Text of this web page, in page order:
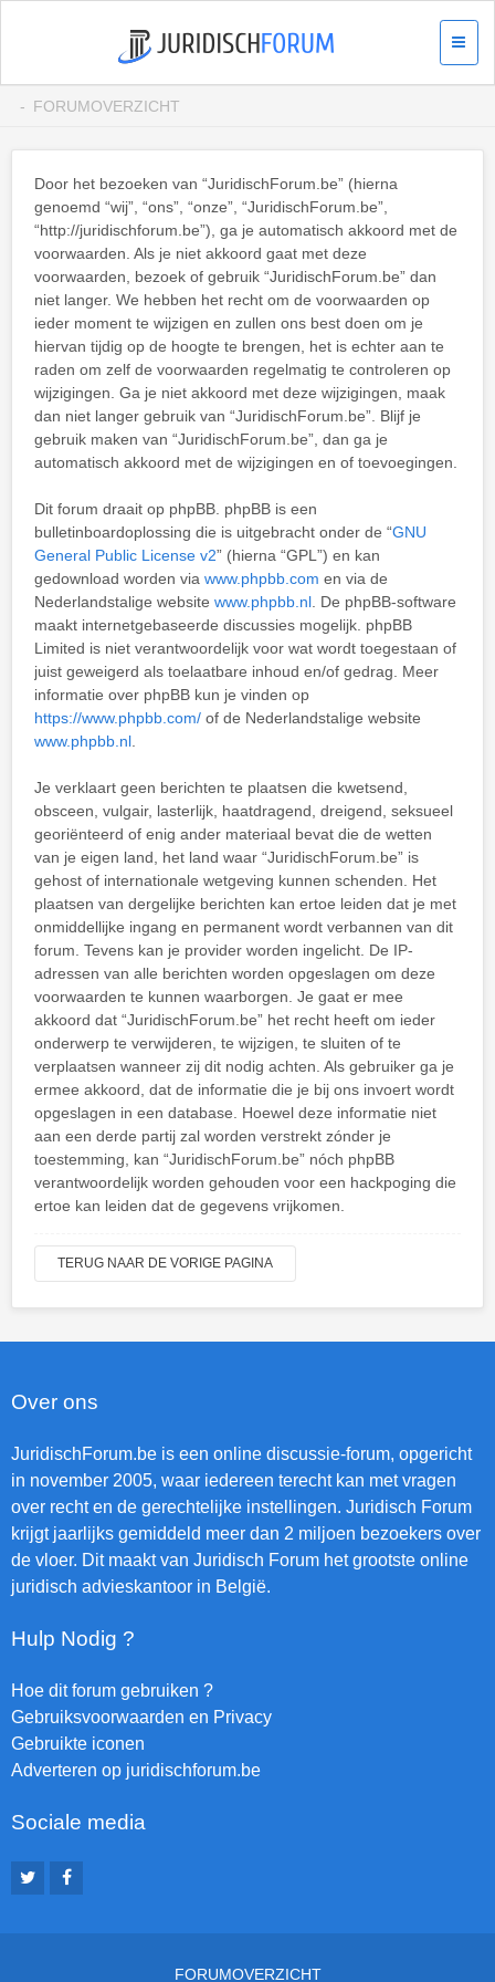
FORUMOVERZICHT
Door het bezoeken van “JuridischForum.be” (hierna
genoemd “wij”, “ons”, “onze”, “JuridischForum.be”,
“http://juridischforum.be”), ga je automatisch akkoord met de
voorwaarden. Als je niet akkoord gaat met deze
voorwaarden, bezoek of gebruik “JuridischForum.be” dan
niet langer. We hebben het recht om de voorwaarden op
ieder moment te wijzigen en zullen ons best doen om je
hiervan tijdig op de hoogte te brengen, het is echter aan te
raden om zelf de voorwaarden regelmatig te controleren op
wijzigingen. Ga je niet akkoord met deze wijzigingen, maak
dan niet langer gebruik van “JuridischForum.be”. Blijf je
gebruik maken van “JuridischForum.be”, dan ga je
automatisch akkoord met de wijzigingen en of toevoegingen.
Dit forum draait op phpBB. phpBB is een
bulletinboardoplossing die is uitgebracht onder de “GNU
General Public License v2” (hierna “GPL”) en kan
gedownload worden via www.phpbb.com en via de
Nederlandstalige website www.phpbb.nl . De phpBB-software
maakt internetgebaseerde discussies mogelijk. phpBB
Limited is niet verantwoordelijk voor wat wordt toegestaan of
juist geweigerd als toelaatbare inhoud en/of gedrag. Meer
informatie over phpBB kun je vinden op
https://www.phpbb.com/ of de Nederlandstalige website
www.phpbb.nl
Je verklaart geen berichten te plaatsen die kwetsend,
obsceen, vulgair, lasterlijk, haatdragend, dreigend, seksueel
georiënteerd of enig ander materiaal bevat die de wetten
van je eigen land, het land waar “JuridischForum.be” is
gehost of internationale wetgeving kunnen schenden. Het
plaatsen van dergelijke berichten kan ertoe leiden dat je met
onmiddellijke ingang en permanent wordt verbannen van dit
forum. Tevens kan je provider worden ingelicht. De IP-
adressen van alle berichten worden opgeslagen om deze
voorwaarden te kunnen waarborgen. Je gaat er mee
akkoord dat “JuridischForum.be” het recht heeft om ieder
onderwerp te verwijderen, te wijzigen, te sluiten of te
verplaatsen wanneer zij dit nodig achten. Als gebruiker ga je
ermee akkoord, dat de informatie die je bij ons invoert wordt
opgeslagen in een database. Hoewel deze informatie niet
aan een derde partij zal worden verstrekt zónder je
toestemming, kan “JuridischForum.be” nóch phpBB
verantwoordelijk worden gehouden voor een hackpoging die
ertoe kan leiden dat de gegevens vrijkomen.
TERUG NAAR DE VORIGE PAGINA
Over ons
JuridischForum.be is een online discussie-forum, opgericht
in november 2005, waar iedereen terecht kan met vragen
over recht en de gerechtelijke instellingen. Juridisch Forum
krijgt jaarlijks gemiddeld meer dan 2 miljoen bezoekers over
de vloer. Dit maakt van Juridisch Forum het grootste online
juridisch advieskantoor in België.
Hulp Nodig ?
Hoe dit forum gebruiken ?
Gebruiksvoorwaarden en Privacy
Gebruikte iconen
Adverteren op juridischforum.be
Sociale media
FORUMOVERZICHT